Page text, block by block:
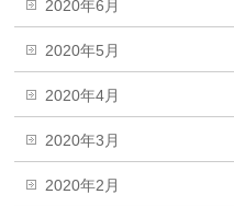
2020年6月
2020年5月
2020年4月
2020年3月
2020年2月